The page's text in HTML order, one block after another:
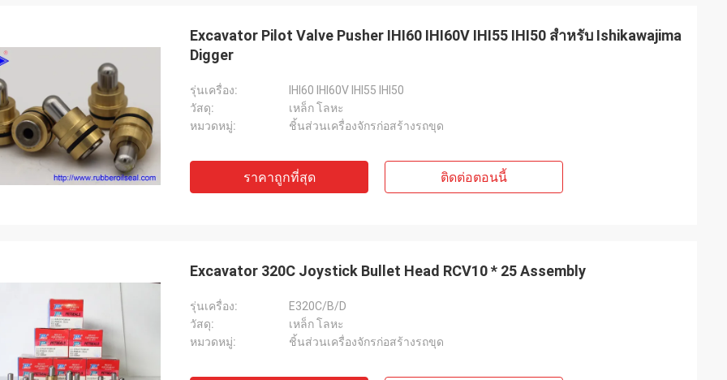
Mutakilwa Wilson แอฟริกา
าสิ่งต่าง ๆ ยังคงเหมือนเดิมผลิตภัณฑ์
ซัพพลายเออร์ที่ดีและมักจะให้คำแนะนำอย่าง
Excavator Pilot Valve Pusher IHI60 IHI60V IHI55 IHI50 สำหรับ Ishikawajima
Digger
รุ่นเครื่อง:
IHI60 IHI60V IHI55 IHI50
วัสดุ:
เหล็ก โลหะ
หมวดหมู่:
ชิ้นส่วนเครื่องจักรก่อสร้างรถขุด
ราคาถูกที่สุด ติดต่อตอนนี้
Excavator 320C Joystick Bullet Head RCV10 * 25 Assembly
รุ่นเครื่อง:
E320C/B/D
วัสดุ:
เหล็ก โลหะ
หมวดหมู่:
ชิ้นส่วนเครื่องจักรก่อสร้างรถขุด